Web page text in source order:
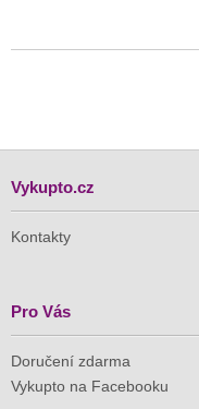
Vykupto.cz
Kontakty
Pro Vás
Doručení zdarma
Vykupto na Facebooku